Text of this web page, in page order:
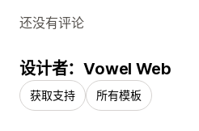
还没有评论
设计者：Vowel Web
获取支持 所有模板